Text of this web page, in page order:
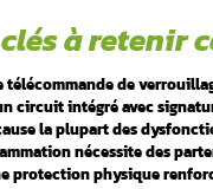
Votre clé
électronique ? Ces
Les solutions de
peuvent parfois
diagnostic
66 23 61.